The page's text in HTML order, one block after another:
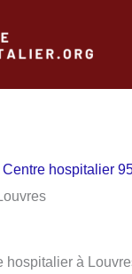
Centre hospitalier
hospitalier à